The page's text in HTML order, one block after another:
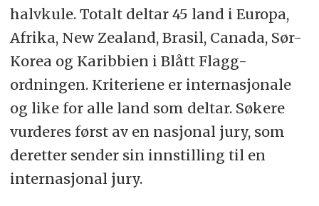
halvkule. Totalt deltar 45 land i Europa,
Afrika, New Zealand, Brasil, Canada, Sør-
Korea og Karibbien i Blått Flagg-
ordningen. Kriteriene er internasjonale
og like for alle land som deltar. Søkere
vurderes først av en nasjonal jury, som
deretter sender sin innstilling til en
internasjonal jury.